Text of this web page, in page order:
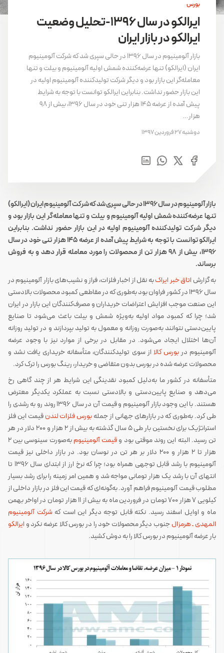
بورس
ایرالکو در سال ۱۳۹۶-تحلیل وضعیت
ایرالکو در بازار ایران
بازار آلومینیوم در سال ۱۳۹۶ در حالی سپری شد که شرکت آلومینیوم
ایران (ایرالکو) تنها عرضه‌کننده شمش اولیه آلومینیوم و بیلت و تنها
معامله‌گر این بازار بود و دیگر شرکت تولیدکننده آلومینیوم اولیه در
این بازار حضور نداشت. بنابراین ایرالکو توانست با توجه به شرایط
پیش آمده از عرضه ۱۴۵ هزار تنی خود در سال ۱۳۹۶، بیش از ۹۸
هزار…
دوشنبه 27 فروردین 1397
بازار آلومینیوم در سال ۱۳۹۶ در حالی سپری شد که شرکت آلومینیوم ایران (ایرالکو)
تنها عرضه‌کننده شمش اولیه آلومینیوم و بیلت و تنها معامله‌گر این بازار بود و
دیگر شرکت تولیدکننده آلومینیوم اولیه در این بازار حضور نداشت. بنابراین
ایرالکو توانست با توجه به شرایط پیش آمده از عرضه ۱۴۵ هزار تنی خود در سال
۱۳۹۶، بیش از ۹۸ هزار تن از محصولات را مورد معامله قرار دهد و به فروش
برساند.
به گزارش اتاق خبر ایراکبه نقل از اخبار فلزات، فراز و نشیب‌های بازار آلومینیوم در
سال ۱۳۹۶ در کشور فراوان بود به‌طوری که در مقاطعی کمبود محصولات بالادستی
این صنعت موجب افزایش اعتراضات خریداران و مصرف‌کنندگان این بازار در ایران
شد؛ چرا که کمبود مواد اولیه به‌ویژه شمش و بیلت باعث می‌شود تا صنایع
پایین‌دستی نتوانند به‌صورت روزانه و معمول به تولید بپردازند و در تولید روزانه
آن‌ها اختلال ایجاد می‌شود. در مقابل در برخی از موارد نیز با وجود عرضه
آلومینیوم دربورس کالا از سوی تولیدکنندگان، متأسفانه خریداری یافت نشد و
محصولات عرضه شده در بورس بدون متقاضی و خریدار، رینگ بورس را ترک کرد.
متأسفانه در کشور ما به‌دلیل کمبود نقدینگی این شرایط هر از چند گاهی رخ
می‌دهد و صنایع پایین‌دستی و بالادستی نسبت به عملکرد یکدیگر معترض
هستند. با این وجود بازار آلومینیوم و قیمت آن در سال ۱۳۹۶ روند رو به رشدی را
طی کرد. به‌طوری که در بازارهای جهانی از جملهبورس فلزات لندنقیمت این فلز
استراتژیک برای نخستین بار طی ۵ سال گذشته به بیش از ۲ هزار و ۲۰۰ دلار در هر
تن رسید. البته این روند موقتی بود وقیمت آلومینیوم
به‌صورت سینوسی بین ۲
هزار تا ۲ هزار و ۲۰۰ دلار بر هر تن در نوسان بود. در بازار داخلی نیز قیمت
آلومینیوم با رشد قابل توجهی همراه بود؛ چرا که نرخ ارز از ابتدای سال ۱۳۹۶ تا
انتهای آن با رشد یک هزار تومانی مواجه شد و همین امر زمینه را برای رشد بسیار
مطلوب قیمت آلومینیوم فراهم آورد. به‌گونه‌ای که قیمت این فلز در بازار داخلی از
کیلویی ۷ هزار ۷۰۰ تومان در فروردین ماه به بیش از ۱۱ هزار تومان در اواخر بهمن
ماه و اوایل اسفند رسید. نکته قابل توجه دیگر این است کهشرکت آلومینیوم
المهدی ـ هرمزالجنوب دیگر محصولات خود را در بورس کالا عرضه نکرد و ایرالکو
بار عرضه آلومینیوم در بورس کالا را به دوش کشید.